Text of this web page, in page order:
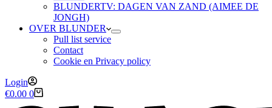
BLUNDERTV: DAGEN VAN ZAND (AIMEE DE
JONGH)
OVER BLUNDER
Pull list service
Contact
Cookie en Privacy policy
Login
Winkelwagen
€0.00 0